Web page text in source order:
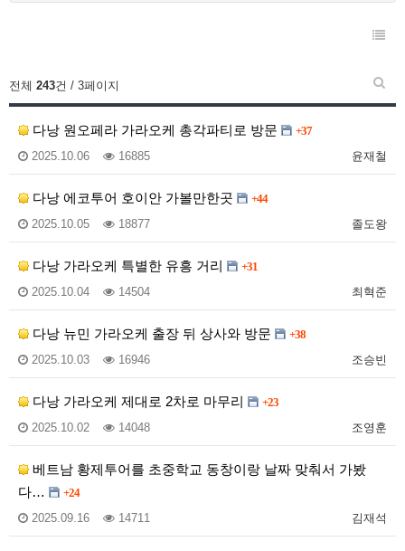
전체 243건 / 3페이지
다낭 원오페라 가라오케 총각파티로 방문 +37
윤재철
2025.10.06 16885
다낭 에코투어 호이안 가볼만한곳 +44
졸도왕
2025.10.05 18877
다낭 가라오케 특별한 유흥 거리 +31
최혁준
2025.10.04 14504
다낭 뉴민 가라오케 출장 뒤 상사와 방문 +38
조승빈
2025.10.03 16946
다낭 가라오케 제대로 2차로 마무리 +23
조영훈
2025.10.02 14048
베트남 황제투어를 초중학교 동창이랑 날짜 맞춰서 가봤
다…
+24
김재석
2025.09.16 14711